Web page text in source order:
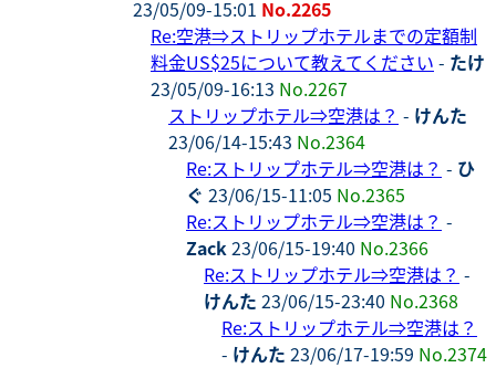
23/05/09-15:01 No.2265
Re:空港⇒ストリップホテルまでの定額制
料金US$25について教えてください - たけ
23/05/09-16:13 No.2267
ストリップホテル⇒空港は？ - けんた
23/06/14-15:43 No.2364
Re:ストリップホテル⇒空港は？ - ひ
ぐ 23/06/15-11:05 No.2365
Re:ストリップホテル⇒空港は？ -
Zack23/06/15-19:40 No.2366
Re:ストリップホテル⇒空港は？ -
けんた 23/06/15-23:40 No.2368
Re:ストリップホテル⇒空港は？
- けんた 23/06/17-19:59 No.2374